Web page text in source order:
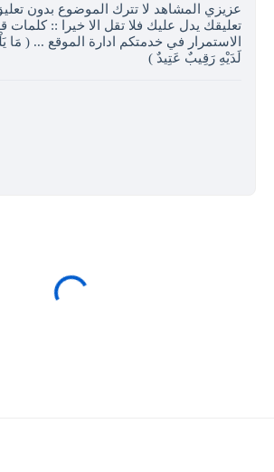
عزيزي المشاهد لا تترك الموضوع بدون
تعليقك يدل عليك فلا تقل الا خيرا :: كلمات
الاستمرار في خدمتكم ادارة الموقع ... ( مَا
لَدَيْهِ رَقِيبٌ عَتِيدٌ )